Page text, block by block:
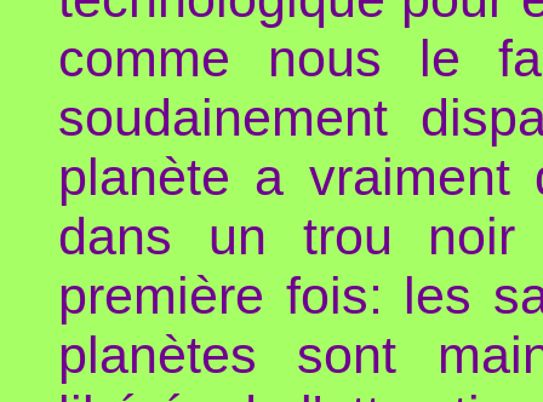
comme nous le
soudainement
planète a vraiment
dans un trou noir
première fois: les
planètes sont